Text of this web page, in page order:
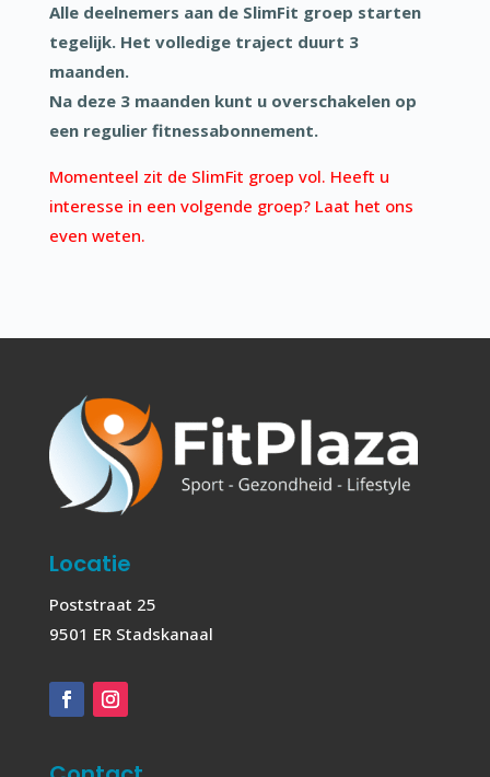
Alle deelnemers aan de SlimFit groep starten
tegelijk. Het volledige traject duurt 3
maanden.
Na deze 3 maanden kunt u overschakelen op
een regulier fitnessabonnement.
Momenteel zit de SlimFit groep vol. Heeft u
interesse in een volgende groep? Laat het ons
even weten.
Locatie
Poststraat 25
9501 ER Stadskanaal